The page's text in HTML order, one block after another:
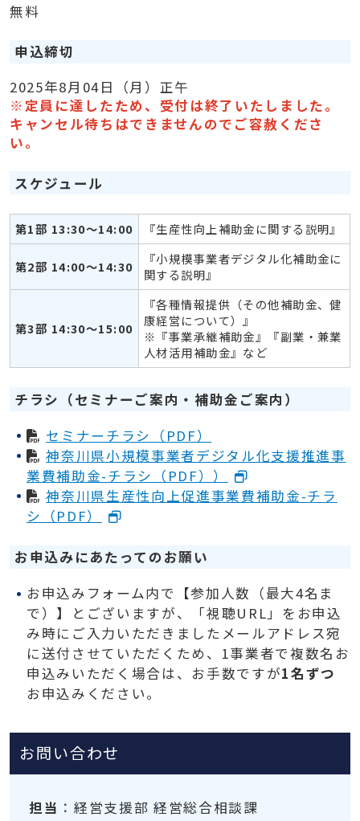
無料
申込締切
2025年8月04日（月）正午
※定員に達したため、受付は終了いたしました。
キャンセル待ちはできませんのでご容赦くださ
い。
スケジュール
第1部 13:30～14:00 『生産性向上補助金に関する説明』
第2部 14:00～14:30
『小規模事業者デジタル化補助金に
関する説明』
第3部 14:30～15:00
『各種情報提供（その他補助金、健
康経営について）』
※『事業承継補助金』『副業・兼業
人材活用補助金』など
チラシ（セミナーご案内・補助金ご案内）
セミナーチラシ（PDF）
神奈川県小規模事業者デジタル化支援推進事
業費補助金-チラシ（PDF））
神奈川県生産性向上促進事業費補助金-チラ
シ（PDF）
お申込みにあたってのお願い
お申込みフォーム内で【参加人数（最大4名ま
で）】とございますが、「視聴URL」をお申込
み時にご入力いただきましたメールアドレス宛
に送付させていただくため、1事業者で複数名お
申込みいただく場合は、お手数ですが1名ずつ
お申込みください。
お問い合わせ
担当 ：経営支援部 経営総合相談課